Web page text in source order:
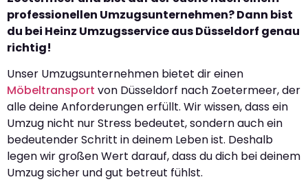
professionellen Umzugsunternehmen? Dann bist
du bei Heinz Umzugsservice aus Düsseldorf genau
richtig!
Unser Umzugsunternehmen bietet dir einen
Möbeltransport von Düsseldorf nach Zoetermeer, der
alle deine Anforderungen erfüllt. Wir wissen, dass ein
Umzug nicht nur Stress bedeutet, sondern auch ein
bedeutender Schritt in deinem Leben ist. Deshalb
legen wir großen Wert darauf, dass du dich bei deinem
Umzug sicher und gut betreut fühlst.